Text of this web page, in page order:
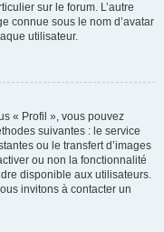
sur le forum. L’autre
connue sous le nom d’avatar
utilisateur.
« Profil », vous pouvez
suivantes : le service
ou le transfert d’images
ou non la fonctionnalité
disponible aux utilisateurs.
invitons à contacter un